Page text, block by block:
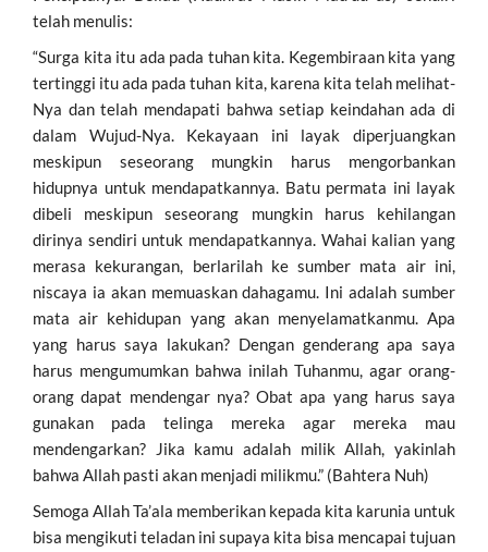
telah menulis:
“Surga kita itu ada pada tuhan kita. Kegembiraan kita yang
tertinggi itu ada pada tuhan kita, karena kita telah melihat-
Nya dan telah mendapati bahwa setiap keindahan ada di
dalam Wujud-Nya. Kekayaan ini layak diperjuangkan
meskipun seseorang mungkin harus mengorbankan
hidupnya untuk mendapatkannya. Batu permata ini layak
dibeli meskipun seseorang mungkin harus kehilangan
dirinya sendiri untuk mendapatkannya. Wahai kalian yang
merasa kekurangan, berlarilah ke sumber mata air ini,
niscaya ia akan memuaskan dahagamu. Ini adalah sumber
mata air kehidupan yang akan menyelamatkanmu. Apa
yang harus saya lakukan? Dengan genderang apa saya
harus mengumumkan bahwa inilah Tuhanmu, agar orang-
orang dapat mendengar nya? Obat apa yang harus saya
gunakan pada telinga mereka agar mereka mau
mendengarkan? Jika kamu adalah milik Allah, yakinlah
bahwa Allah pasti akan menjadi milikmu.” (Bahtera Nuh)
Semoga Allah Ta’ala memberikan kepada kita karunia untuk
bisa mengikuti teladan ini supaya kita bisa mencapai tujuan